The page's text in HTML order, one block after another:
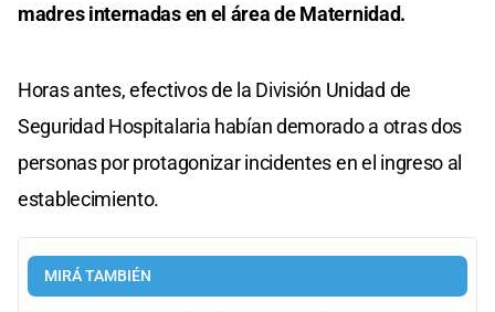
madres internadas en el área de Maternidad.
Horas antes, efectivos de la División Unidad de
Seguridad Hospitalaria habían demorado a otras dos
personas por protagonizar incidentes en el ingreso al
establecimiento.
MIRÁ TAMBIÉN